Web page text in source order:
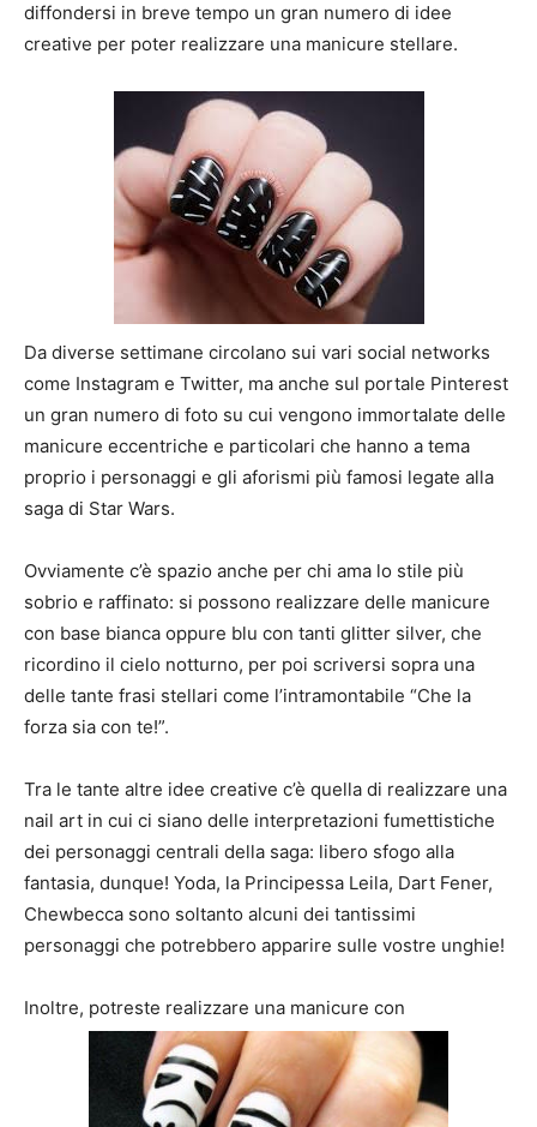
diffondersi in breve tempo un gran numero di idee
creative per poter realizzare una manicure stellare.
Da diverse settimane circolano sui vari social networks
come Instagram e Twitter, ma anche sul portale Pinterest
un gran numero di foto su cui vengono immortalate delle
manicure eccentriche e particolari che hanno a tema
proprio i personaggi e gli aforismi più famosi legate alla
saga di Star Wars.
Ovviamente c’è spazio anche per chi ama lo stile più
sobrio e raffinato: si possono realizzare delle manicure
con base bianca oppure blu con tanti glitter silver, che
ricordino il cielo notturno, per poi scriversi sopra una
delle tante frasi stellari come l’intramontabile “Che la
forza sia con te!”.
Tra le tante altre idee creative c’è quella di realizzare una
nail art in cui ci siano delle interpretazioni fumettistiche
dei personaggi centrali della saga: libero sfogo alla
fantasia, dunque! Yoda, la Principessa Leila, Dart Fener,
Chewbecca sono soltanto alcuni dei tantissimi
personaggi che potrebbero apparire sulle vostre unghie!
Inoltre, potreste realizzare una manicure con